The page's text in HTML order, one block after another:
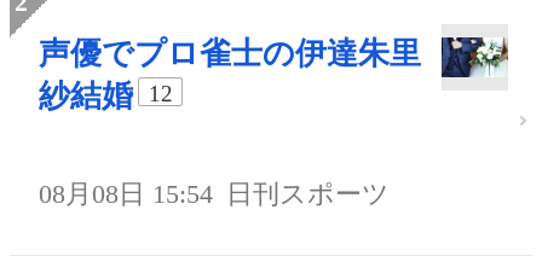
声優でプロ雀士の伊達朱里
紗結婚
12
08月08日 15:54 日刊スポーツ